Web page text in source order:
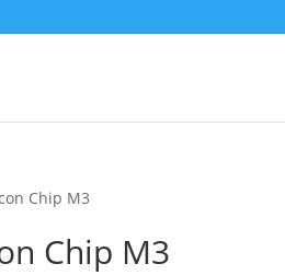
Chip M3
Chip M3